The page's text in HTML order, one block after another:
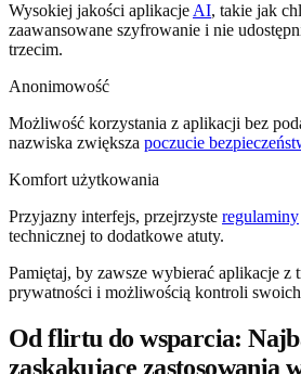
Wysokiej jakości aplikacjeAI, takie jak
zaawansowane szyfrowanie i nie
trzecim.
Anonimowość
Możliwość korzystania z aplikacji bez
nazwiska zwiększa poczucie
Komfort użytkowania
Przyjazny interfejs, przejrzyste regulaminy
technicznej to dodatkowe atuty.
Pamiętaj, by zawsze wybierać aplikacje z
prywatności i możliwością kontroli
Od flirtu do wsparcia:
zaskakujące zastosowania